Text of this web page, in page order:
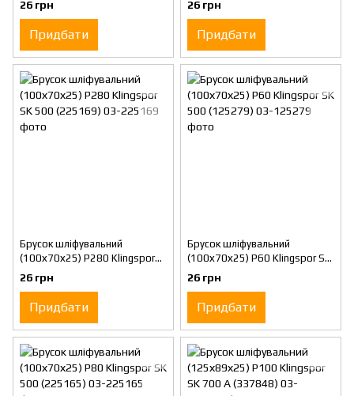
26 грн
Придбати
26 грн
Придбати
Брусок шліфувальний
(100х70х25) Р280 Klingspor
SK 500 (225169)
26 грн
Придбати
Брусок шліфувальний
(100х70х25) Р60 Klingspor SK
500 (125279)
26 грн
Придбати